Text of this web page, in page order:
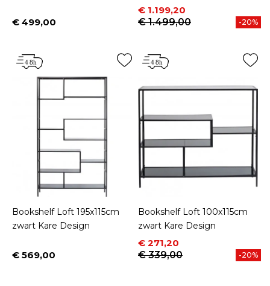
Prijs
€ 499,00
Prijs
€ 1.199,20
Normale prijs
€ 1.499,00
-20%
Bookshelf Loft 195x115cm
zwart Kare Design
Prijs
€ 569,00
Bookshelf Loft 100x115cm
zwart Kare Design
Prijs
€ 271,20
Normale prijs
€ 339,00
-20%